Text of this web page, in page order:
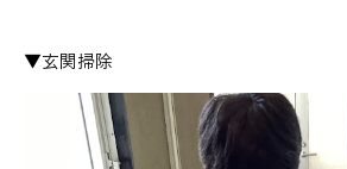
▼玄関掃除